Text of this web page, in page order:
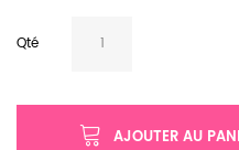
Qté
AJOUTER AU